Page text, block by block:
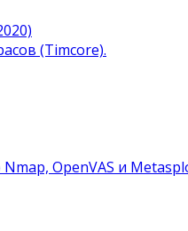
(Timcore).
OpenVAS и